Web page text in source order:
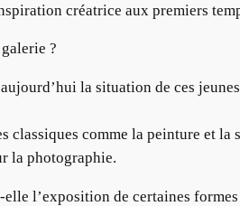
créatrice aux premiers
?
la situation de ces
classiques comme la peinture et la
la photographie.
l’exposition de certaines